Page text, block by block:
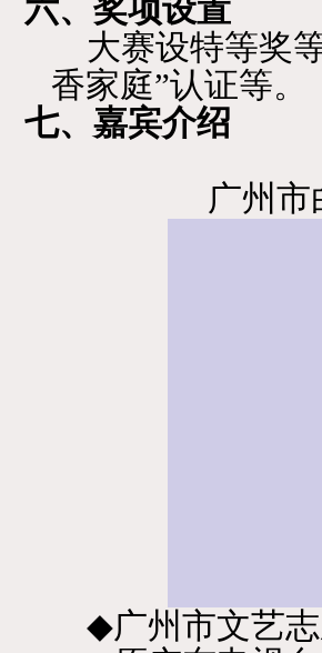
六、奖项设置
大赛设特等奖
香家庭”认证等。
七、嘉宾介绍
广州
◆广州市文艺